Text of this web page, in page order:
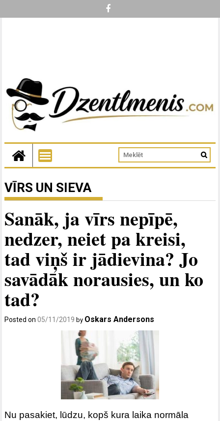
VĪRS UN SIEVA
Sanāk, ja vīrs nepīpē,
nedzer, neiet pa kreisi,
tad viņš ir jādievina? Jo
savādāk norausies, un ko
tad?
Posted on05/11/2019 by Oskars Andersons
Nu pasakiet, lūdzu, kopš kura laika normāla